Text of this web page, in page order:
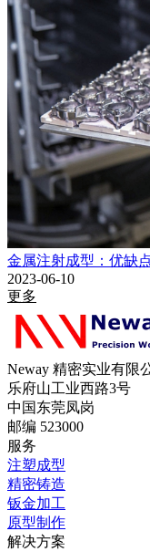
金属注射成型：优缺
2023-06-10
更多
Neway 精密实业有限
乐府山工业西路3号
中国东莞凤岗
邮编 523000
服务
注塑成型
精密铸造
钣金加工
原型制作
解决方案